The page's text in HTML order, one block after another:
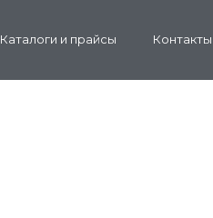
Каталоги и прайсы Контакты